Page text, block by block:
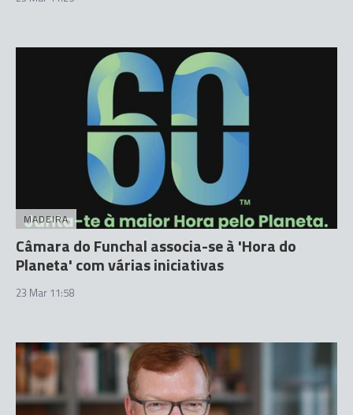
MADEIRA
Câmara do Funchal associa-se à 'Hora do
Planeta' com várias iniciativas
23 Mar 11:58